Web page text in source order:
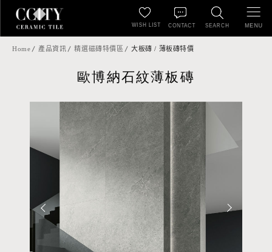
SEARCH
WISH LIST CONTACT MENU
Home 產品資訊 精選磁磚特價區 大板磚 / 薄板磚特價
歐博納石紋薄板磚